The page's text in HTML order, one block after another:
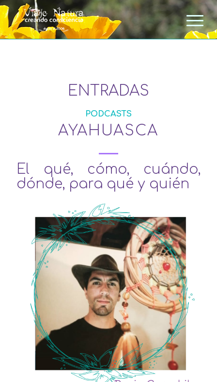
ENTRADAS
PODCASTS
AYAHUASCA
El qué, cómo, cuándo,
dónde, para qué y quién